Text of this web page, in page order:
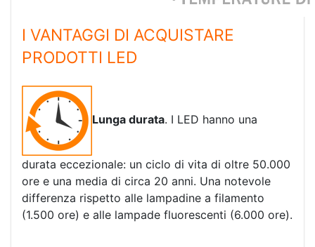
I VANTAGGI DI ACQUISTARE
PRODOTTI LED
Lunga durata. I LED hanno una
durata eccezionale: un ciclo di vita di oltre 50.000
ore e una media di circa 20 anni. Una notevole
differenza rispetto alle lampadine a filamento
(1.500 ore) e alle lampade fluorescenti (6.000 ore).